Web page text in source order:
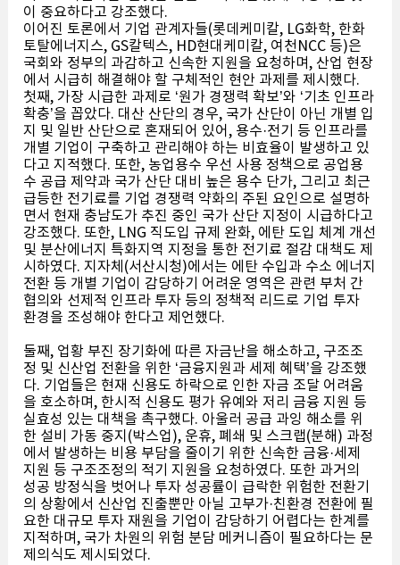
이 중요하다고 강조했다.
이어진 토론에서 기업 관계자들(롯데케미칼, LG화학, 한화
토탈에너지스, GS칼텍스, HD현대케미칼, 여천NCC 등)은
국회와 정부의 과감하고 신속한 지원을 요청하며, 산업 현장
에서 시급히 해결해야 할 구체적인 현안 과제를 제시했다.
첫째, 가장 시급한 과제로 ‘원가 경쟁력 확보’와 ‘기초 인프라
확충’을 꼽았다. 대산 산단의 경우, 국가 산단이 아닌 개별 입
지 및 일반 산단으로 혼재되어 있어, 용수·전기 등 인프라를
개별 기업이 구축하고 관리해야 하는 비효율이 발생하고 있
다고 지적했다. 또한, 농업용수 우선 사용 정책으로 공업용
수 공급 제약과 국가 산단 대비 높은 용수 단가, 그리고 최근
급등한 전기료를 기업 경쟁력 약화의 주된 요인으로 설명하
면서 현재 충남도가 추진 중인 국가 산단 지정이 시급하다고
강조했다. 또한, LNG 직도입 규제 완화, 에탄 도입 체계 개선
및 분산에너지 특화지역 지정을 통한 전기료 절감 대책도 제
시하였다. 지자체(서산시청)에서는 에탄 수입과 수소 에너지
전환 등 개별 기업이 감당하기 어려운 영역은 관련 부처 간
협의와 선제적 인프라 투자 등의 정책적 리드로 기업 투자
환경을 조성해야 한다고 제언했다.
둘째, 업황 부진 장기화에 따른 자금난을 해소하고, 구조조
정 및 신산업 전환을 위한 ‘금융지원과 세제 혜택’을 강조했
다. 기업들은 현재 신용도 하락으로 인한 자금 조달 어려움
을 호소하며, 한시적 신용도 평가 유예와 저리 금융 지원 등
실효성 있는 대책을 촉구했다. 아울러 공급 과잉 해소를 위
한 설비 가동 중지(박스업), 운휴, 폐쇄 및 스크랩(분해) 과정
에서 발생하는 비용 부담을 줄이기 위한 신속한 금융·세제
지원 등 구조조정의 적기 지원을 요청하였다. 또한 과거의
성공 방정식을 벗어나 투자 성공률이 급락한 위험한 전환기
의 상황에서 신산업 진출뿐만 아닐 고부가·친환경 전환에 필
요한 대규모 투자 재원을 기업이 감당하기 어렵다는 한계를
지적하며, 국가 차원의 위험 분담 메커니즘이 필요하다는 문
제의식도 제시되었다.